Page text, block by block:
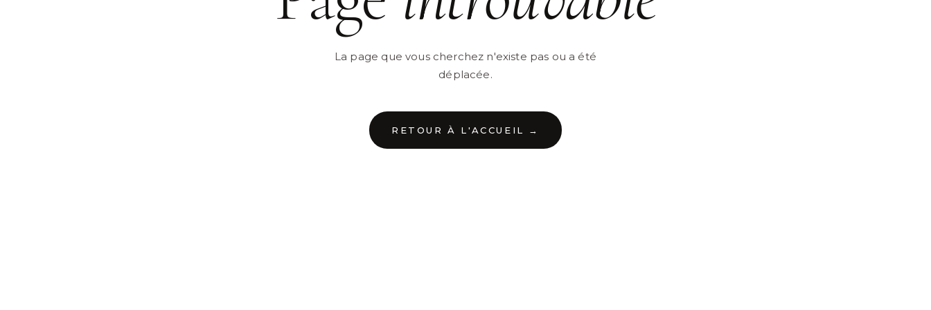
La page que vous cherchez n'existe pas ou a été
déplacée.
RETOUR À L'ACCUEIL →